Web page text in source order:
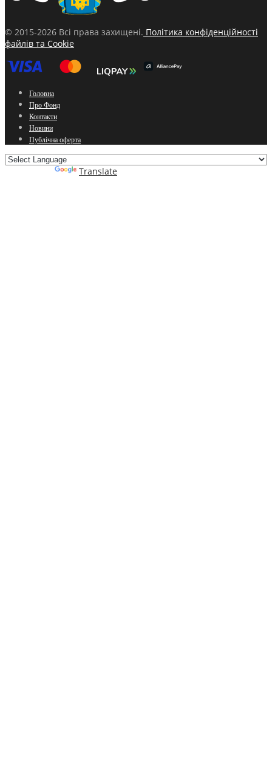
© 2015-2026 Всі права захищені. Політика конфіденційності
файлів та Cookie
Головна
Про Фонд
Контакти
Новини
Публічна оферта
Translate